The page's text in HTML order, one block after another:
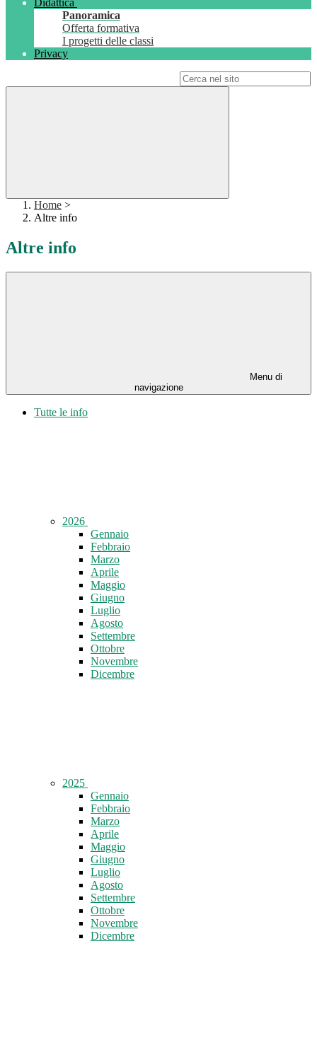
Didattica
Panoramica
Offerta formativa
I progetti delle classi
Privacy
Home >
Altre info
Altre info
Menu di
navigazione
Tutte le info
2026
Gennaio
Febbraio
Marzo
Aprile
Maggio
Giugno
Luglio
Agosto
Settembre
Ottobre
Novembre
Dicembre
2025
Gennaio
Febbraio
Marzo
Aprile
Maggio
Giugno
Luglio
Agosto
Settembre
Ottobre
Novembre
Dicembre